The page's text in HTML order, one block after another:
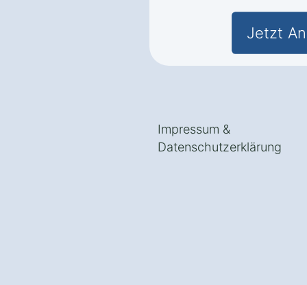
Jetzt
Impressum &
Datenschutzerklärung